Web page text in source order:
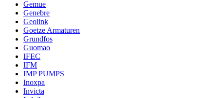
Gemue
Genebre
Geolink
Goetze Armaturen
Grundfos
Guomao
IFEC
IFM
IMP PUMPS
Inoxpa
Invicta